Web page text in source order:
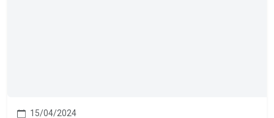
15/04/2024